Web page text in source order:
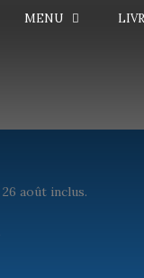
MENU
août inclus.